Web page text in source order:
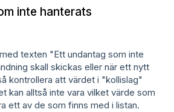
inte hanterats
texten "Ett undantag som inte
skall skickas eller när ett nytt
kontrollera att värdet i "kollislag"
kan alltså inte vara vilket värde som
ett av de som finns med i listan.